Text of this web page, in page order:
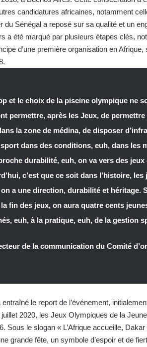
candidatures africaines, notamment
du Sénégal a reposé sur sa qualité et un
a été marqué par plusieurs étapes clés,
d’une première organisation en
et le choix de la piscine olympique ne
permettre, après les Jeux, de
la zone de médina, de disposer
dans des conditions, euh, dans les
durabilité, euh, on va vers des
c’est que ce soit dans l’histoire,
a une direction, durabilité et héritage.
fin des jeux, on aura quatre cents
euh, à la pratique, euh, de la gestion
de la communication du Comité
le report de l’événement,
2020, les Jeux Olympiques de la
Sous le slogan « L’Afrique accueille,
grande fête, un symbole d’espoir et de